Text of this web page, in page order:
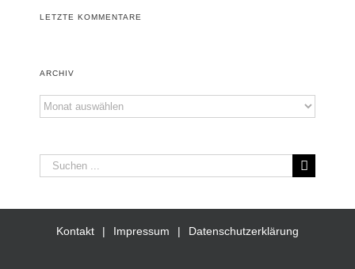
LETZTE KOMMENTARE
ARCHIV
Archiv
Suche
Kontakt Impressum Datenschutzerklärung